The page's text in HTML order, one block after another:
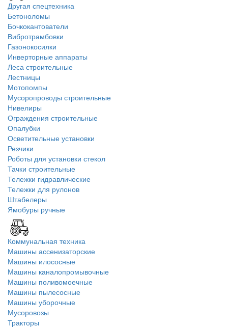
Другая спецтехника
Бетоноломы
Бочкокантователи
Вибротрамбовки
Газонокосилки
Инверторные аппараты
Леса строительные
Лестницы
Мотопомпы
Мусоропроводы строительные
Нивелиры
Ограждения строительные
Опалубки
Осветительные установки
Резчики
Роботы для установки стекол
Тачки строительные
Тележки гидравлические
Тележки для рулонов
Штабелеры
Ямобуры ручные
Коммунальная техника
Машины ассенизаторские
Машины илососные
Машины каналопромывочные
Машины поливомоечные
Машины пылесосные
Машины уборочные
Мусоровозы
Тракторы